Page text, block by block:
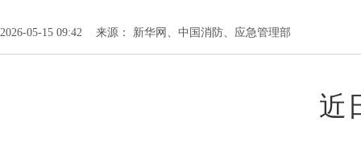
2026-05-15 09:42 来源： 新华网、中国消防、应急管理部
近